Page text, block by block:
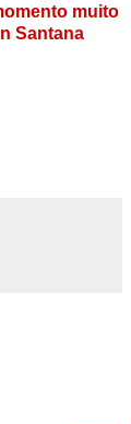
muito
Santana